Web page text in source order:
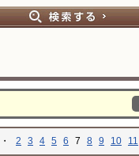
2 3 4 5 6 7 8 9 10 11